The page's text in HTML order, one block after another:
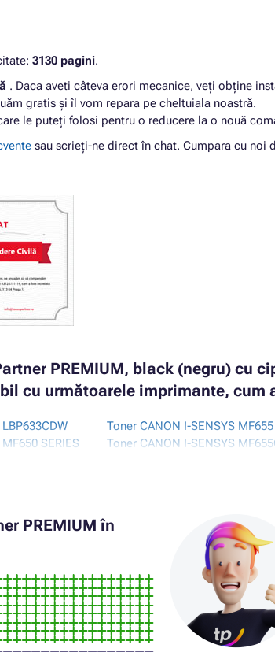
3130 pagini.
. Daca aveti câteva erori mecanice, veți obține
gratis și îl vom repara pe cheltuiala noastră.
le puteți folosi pentru o reducere la o nouă
sau scrieți-ne direct în chat. Cumpara cu noi
PREMIUM, black (negru) cu
cu următoarele imprimante, cum
SERIES
Toner CANON I-SENSYS
Toner CANON I-SENSYS
PREMIUM în